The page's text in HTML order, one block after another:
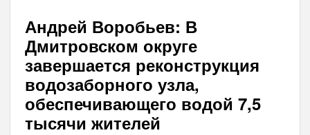
Андрей Воробьев: В
Дмитровском округе
завершается реконструкция
водозаборного узла,
обеспечивающего водой 7,5
тысячи жителей